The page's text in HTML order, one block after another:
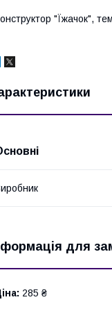
"Їжачок",
для
285 ₴